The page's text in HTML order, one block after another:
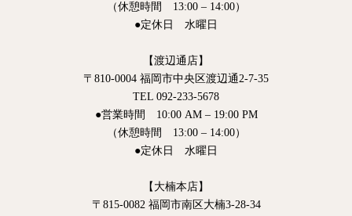
（休憩時間 13:00 – 14:00）
●定休日 水曜日
【渡辺通店】
〒810-0004 福岡市中央区渡辺通2-7-35
TEL 092-233-5678
●営業時間 10:00 AM – 19:00 PM
（休憩時間 13:00 – 14:00）
●定休日 水曜日
【大楠本店】
〒815-0082 福岡市南区大楠3-28-34